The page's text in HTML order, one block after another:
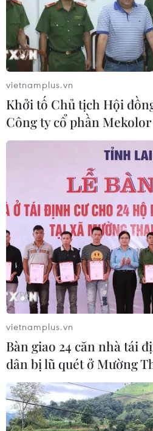
TIN CÙNG CHUYÊN
vietnamplus.vn
Khởi tố Chủ tịch Hội
Công ty cổ phần Mekolor
vietnamplus.vn
Bàn giao 24 căn nhà tái
dân bị lũ quét ở Mường